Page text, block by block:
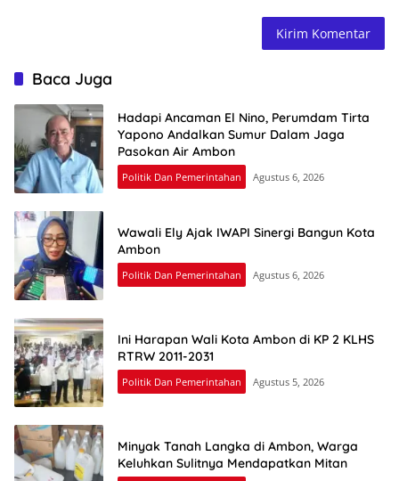
Baca Juga
Hadapi Ancaman El Nino, Perumdam Tirta
Yapono Andalkan Sumur Dalam Jaga
Pasokan Air Ambon
Politik Dan Pemerintahan Agustus 6, 2026
Wawali Ely Ajak IWAPI Sinergi Bangun Kota
Ambon
Politik Dan Pemerintahan Agustus 6, 2026
Ini Harapan Wali Kota Ambon di KP 2 KLHS
RTRW 2011-2031
Politik Dan Pemerintahan Agustus 5, 2026
Minyak Tanah Langka di Ambon, Warga
Keluhkan Sulitnya Mendapatkan Mitan